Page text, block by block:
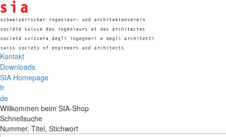
Kontakt
Downloads
SIA Homepage
fr
de
Willkommen beim SIA-Shop
Schnellsuche
Nummer, Titel, Stichwort